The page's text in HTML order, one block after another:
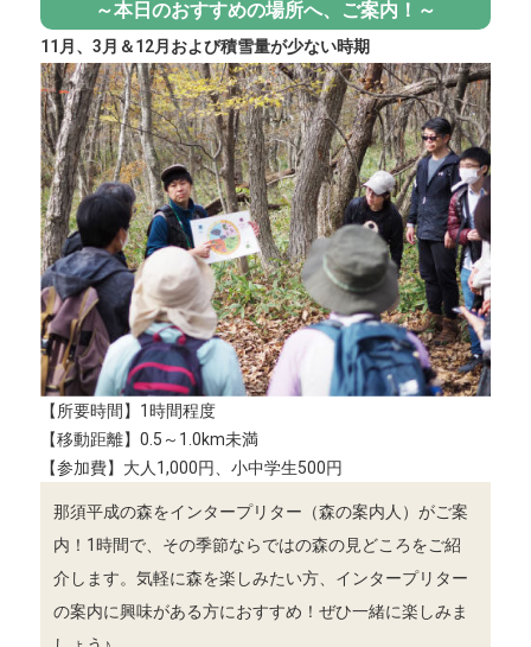
～本日のおすすめの場所へ、ご案内！～
11月、3月＆12月および積雪量が少ない時期
【所要時間】1時間程度
【移動距離】0.5～1.0km未満
【参加費】大人1,000円、小中学生500円
那須平成の森をインタープリター（森の案内人）がご案
内！1時間で、その季節ならではの森の見どころをご紹
介します。気軽に森を楽しみたい方、インタープリター
の案内に興味がある方におすすめ！ぜひ一緒に楽しみま